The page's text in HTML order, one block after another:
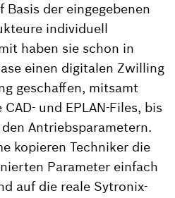
der eingegebenen
individuell
haben sie schon in
einen digitalen Zwilling
geschaffen, mitsamt
und EPLAN-Files, bis
Antriebsparametern.
kopieren Techniker die
Parameter einfach
auf die reale Sytronix-